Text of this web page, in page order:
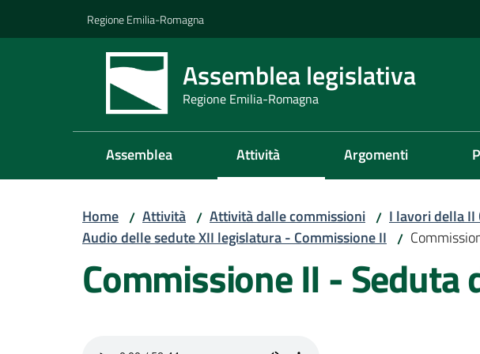
Regione Emilia-Romagna
Assemblea legislativa
Regione Emilia-Romagna
Assemblea Attività Argomenti
Home / Attività / Attività dalle commissioni / I lavori della II
Audio delle sedute XII legislatura - Commissione II /
Commissione II -